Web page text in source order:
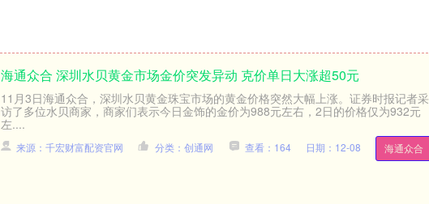
海通众合 深圳水贝黄金市场金价突发异动 克价单日大涨超50元
11月3日海通众合，深圳水贝黄金珠宝市场的黄金价格突然大幅上涨。证券时报记者采
访了多位水贝商家，商家们表示今日金饰的金价为988元左右，2日的价格仅为932元
左....
海通众合
来源：千宏财富配资官网 分类：创通网 查看：164 日期：12-08